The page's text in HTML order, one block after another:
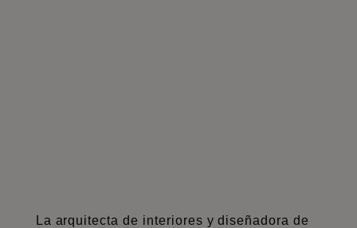
La arquitecta de interiores y diseñadora de